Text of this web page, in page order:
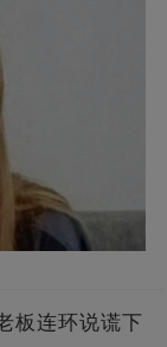
板连环说谎下